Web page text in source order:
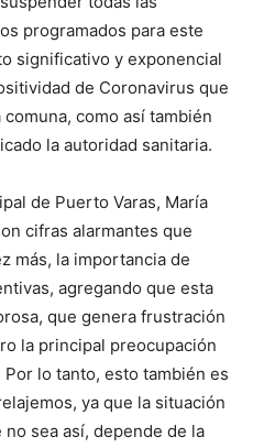
programados para este
significativo y exponencial
de Coronavirus que
como así también
la autoridad sanitaria.
de Puerto Varas, María
cifras alarmantes que
más, la importancia de
agregando que esta
que genera frustración
la principal preocupación
lo tanto, esto también es
ya que la situación
sea así, depende de la